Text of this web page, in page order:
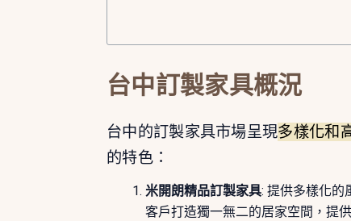
台中訂製家具概況
台中的訂製家具市場呈現多樣化和
的特色：
米開朗精品訂製家具: 提供多樣化的
客戶打造獨一無二的居家空間，提